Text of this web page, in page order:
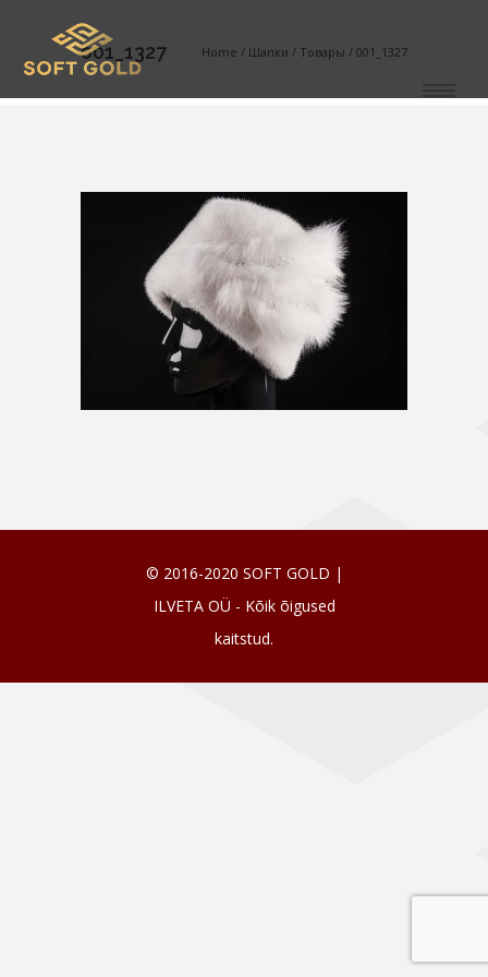
001_1327 Home / Шапки / Товары / 001_1327
© 2016-2020 SOFT GOLD |
ILVETA OÜ - Kõik õigused
kaitstud.